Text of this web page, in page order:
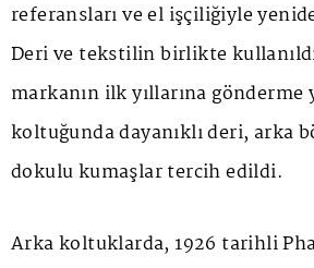
referansları ve el işçiliğiyle
Deri ve tekstilin birlikte
markanın ilk yıllarına gönderme
koltuğunda dayanıklı deri, arka
dokulu kumaşlar tercih edildi.
Arka koltuklarda, 1926 tarihli